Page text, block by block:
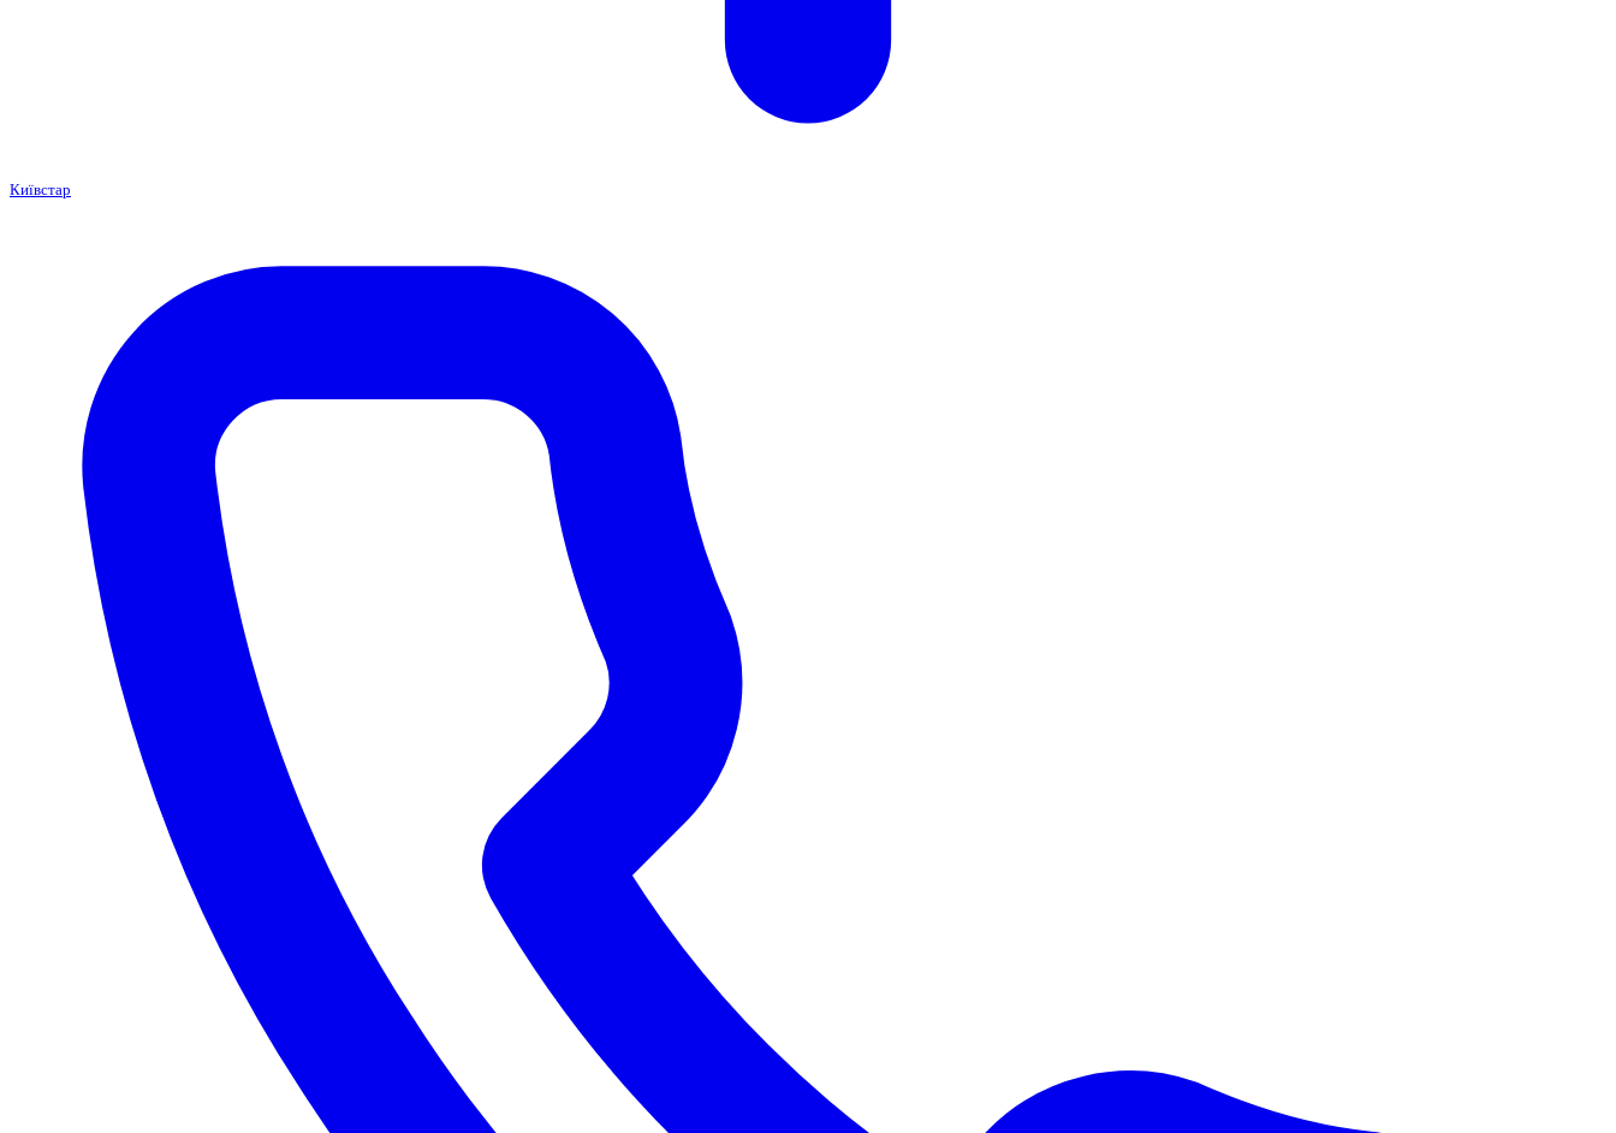
Київстар